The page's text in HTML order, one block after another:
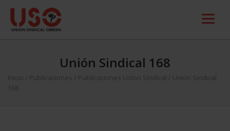
Unión Sindical 168
Inicio Publicaciones Publicaciones Uníon Sindical
Unión Sindical
168